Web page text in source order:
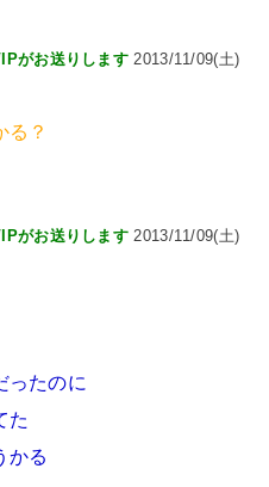
がお送りします 2013/11/09(土)
る？
がお送りします 2013/11/09(土)
ったのに
た
かる